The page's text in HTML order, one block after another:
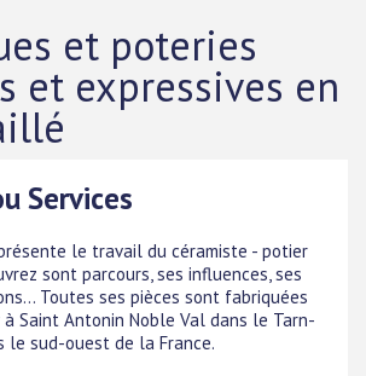
et poteries
et expressives en
Services
le travail du céramiste - potier
sont parcours, ses influences, ses
Toutes ses pièces sont fabriquées
Saint Antonin Noble Val dans le Tarn-
le sud-ouest de la France.